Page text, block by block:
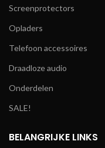
Screenprotectors
Opladers
Telefoon accessoires
Draadloze audio
Onderdelen
SALE!
BELANGRIJKE LINKS